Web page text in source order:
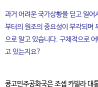
과거 어려운 국가상황을 딛고 일
부터의 원조의 중요성이 부각되며
으로 알고 있습니다. 구체적으로
고 있는지요?
콩고민주공화국은 조셉 카빌라